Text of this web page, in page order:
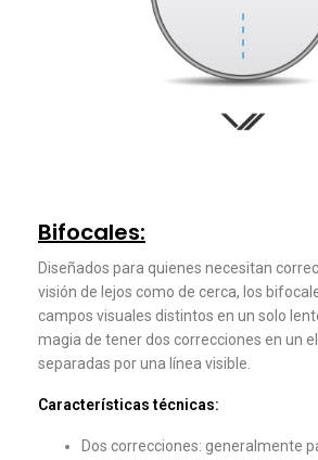
Bifocales:
Diseñados para quienes necesitan
visión de lejos como de cerca, los
campos visuales distintos en un solo
magia de tener dos correcciones en un
separadas por una línea visible.
Características técnicas:
Dos correcciones: generalmente